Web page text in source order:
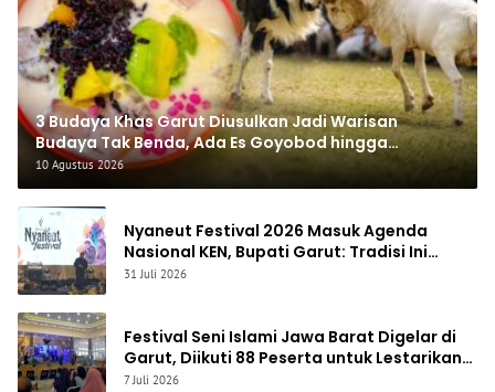
3 Budaya Khas Garut Diusulkan Jadi Warisan
Budaya Tak Benda, Ada Es Goyobod hingga
Tangkas Domba
10 Agustus 2026
Nyaneut Festival 2026 Masuk Agenda
Nasional KEN, Bupati Garut: Tradisi Ini
Harus Jadi Kebanggaan Daerah
31 Juli 2026
Festival Seni Islami Jawa Barat Digelar di
Garut, Diikuti 88 Peserta untuk Lestarikan
Seni Qasidah dan Vokal Religi
7 Juli 2026